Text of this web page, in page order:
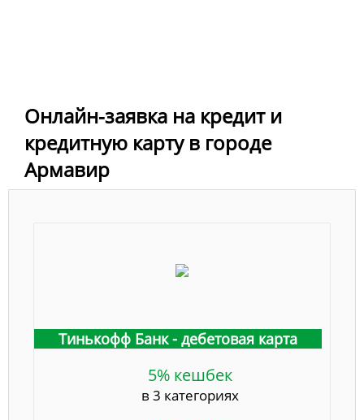
Онлайн-заявка на кредит и
кредитную карту в городе
Армавир
Тинькофф Банк - дебетовая карта
5% кешбек
в 3 категориях